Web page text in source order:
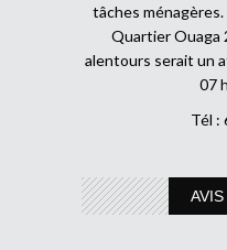
tâches ménagères.
Quartier Ouaga
alentours serait un
07
Tél :